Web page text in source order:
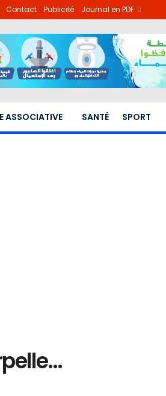
Contact Publicité Journal en PDF
ASSOCIATIVE SANTÉ SPORT